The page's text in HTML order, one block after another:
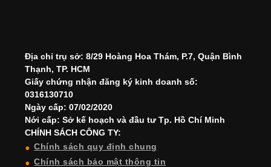
Địa chỉ trụ sở: 8/29 Hoàng Hoa Thám, P.7, Quận Bình
Thạnh, TP. HCM
Giấy chứng nhận đăng ký kinh doanh số:
0316130710
Ngày cấp: 07/02/2020
Nới cấp: Sở kế hoạch và đầu tư Tp. Hồ Chí Minh
CHÍNH SÁCH CÔNG TY:
Chính sách quy định chung
Chính sách bảo mật thông tin